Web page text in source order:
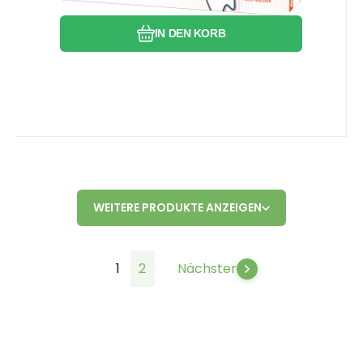
IN DEN KORB
WEITERE PRODUKTE ANZEIGEN
1 2 Nächster